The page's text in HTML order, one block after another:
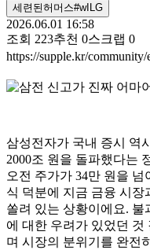
세련된허머스#wILG
2026.06.01 16:58
조회 223추천 0스크랩 0
https://supple.kr/community/
삼성전자가 국내 증시 역
2000조 원을 돌파했다는
오전 주가가 34만 원을
식 덕분에 지금 금융 시장
쏠려 있는 상황이에요.
에 대한 우려가 있었던 것
며 시장의 분위기를 완전